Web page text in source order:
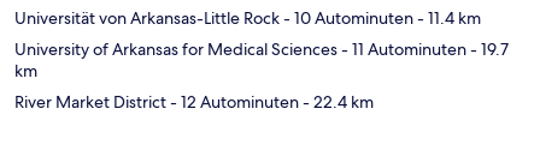
Universität von Arkansas-Little Rock- 10 Autominuten- 11.4 km
University of Arkansas for Medical Sciences- 11 Autominuten- 19.7
km
River Market District- 12 Autominuten- 22.4 km